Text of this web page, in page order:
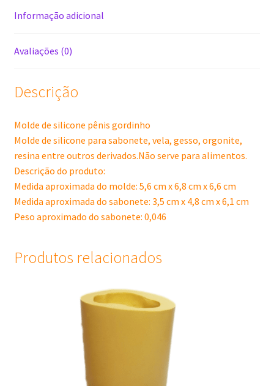
Informação adicional
Avaliações (0)
Descrição
Molde de silicone pênis gordinho
Molde de silicone para sabonete, vela, gesso, orgonite,
resina entre outros derivados.Não serve para alimentos.
Descrição do produto:
Medida aproximada do molde: 5,6 cm x 6,8 cm x 6,6 cm
Medida aproximada do sabonete: 3,5 cm x 4,8 cm x 6,1 cm
Peso aproximado do sabonete: 0,046
Produtos relacionados